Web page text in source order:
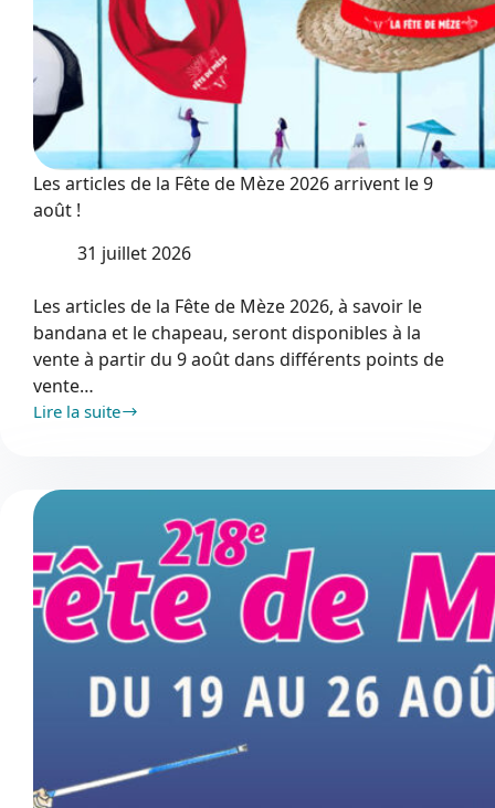
Les articles de la Fête de Mèze 2026 arrivent le 9
août !
31 juillet 2026
Les articles de la Fête de Mèze 2026, à savoir le
bandana et le chapeau, seront disponibles à la
vente à partir du 9 août dans différents points de
vente…
Lire la suite
Les
la
Fête
Mèze
2026
arrivent